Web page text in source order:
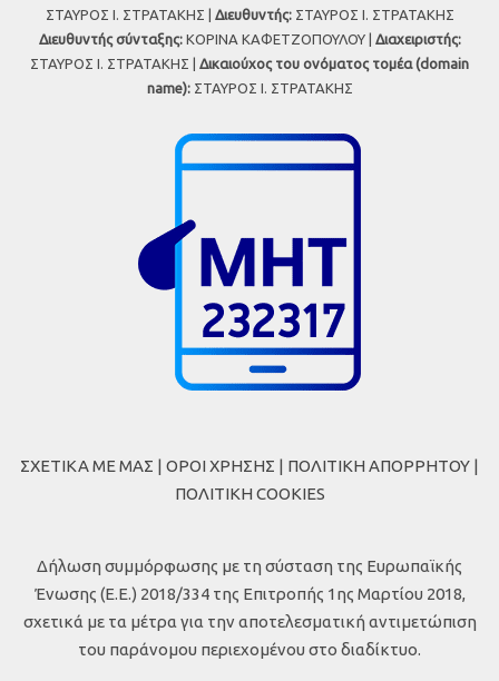
ΣΤΑΥΡΟΣ Ι. ΣΤΡΑΤΑΚΗΣ | Διευθυντής:ΣΤΑΥΡΟΣ Ι. ΣΤΡΑΤΑΚΗΣ
Διευθυντής σύνταξης:ΚΟΡΙΝΑ ΚΑΦΕΤΖΟΠΟΥΛΟΥ | Διαχειριστής:
ΣΤΑΥΡΟΣ Ι. ΣΤΡΑΤΑΚΗΣ | Δικαιούχος του ονόματος τομέα (domain
name):ΣΤΑΥΡΟΣ Ι. ΣΤΡΑΤΑΚΗΣ
ΣΧΕΤΙΚΑ ΜΕ ΜΑΣ | ΟΡΟΙ ΧΡΗΣΗΣ | ΠΟΛΙΤΙΚΗ ΑΠΟΡΡΗΤΟΥ |
ΠΟΛΙΤΙΚΗ COOKIES
Δήλωση συμμόρφωσης με τη σύσταση της Ευρωπαϊκής
Ένωσης (Ε.Ε.) 2018/334 της Επιτροπής 1ης Μαρτίου 2018,
σχετικά με τα μέτρα για την αποτελεσματική αντιμετώπιση
του παράνομου περιεχομένου στο διαδίκτυο.